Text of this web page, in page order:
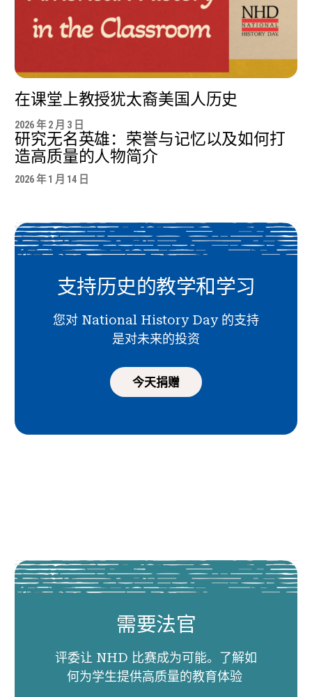
在课堂上教授犹太裔美国人历史
2026 年 2 月 3 日
研究无名英雄：荣誉与记忆以及如何打
造高质量的人物简介
2026 年 1 月 14 日
支持历史的教学和学习
您对 National History Day 的支持
是对未来的投资
今天捐赠
需要法官
评委让 NHD 比赛成为可能。了解如
何为学生提供高质量的教育体验